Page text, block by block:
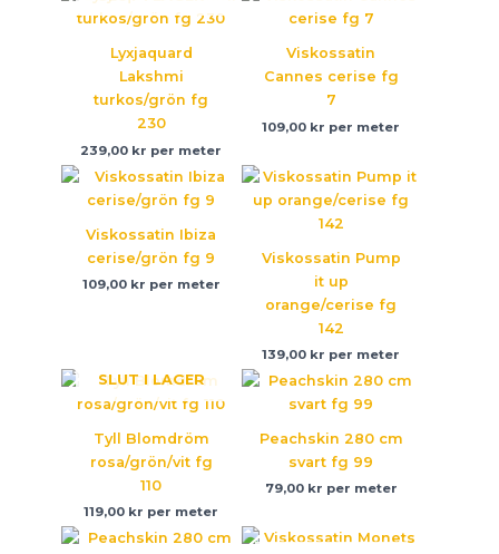
Lyxjaquard
Lakshmi
turkos/grön fg
230
239,00 kr per meter
Viskossatin
Cannes cerise fg
7
109,00 kr per meter
Viskossatin Ibiza
cerise/grön fg 9
109,00 kr per meter
Viskossatin Pump
it up
orange/cerise fg
142
139,00 kr per meter
SLUT I LAGER
Tyll Blomdröm
rosa/grön/vit fg
110
119,00 kr per meter
Peachskin 280 cm
svart fg 99
79,00 kr per meter